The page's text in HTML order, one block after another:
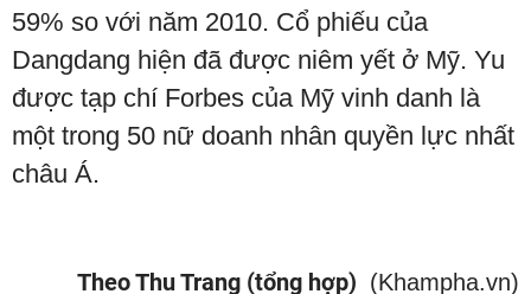
59% so với năm 2010. Cổ phiếu của
Dangdang hiện đã được niêm yết ở Mỹ. Yu
được tạp chí Forbes của Mỹ vinh danh là
một trong 50 nữ doanh nhân quyền lực nhất
châu Á.
Theo Thu Trang (tổng hợp) (Khampha.vn)